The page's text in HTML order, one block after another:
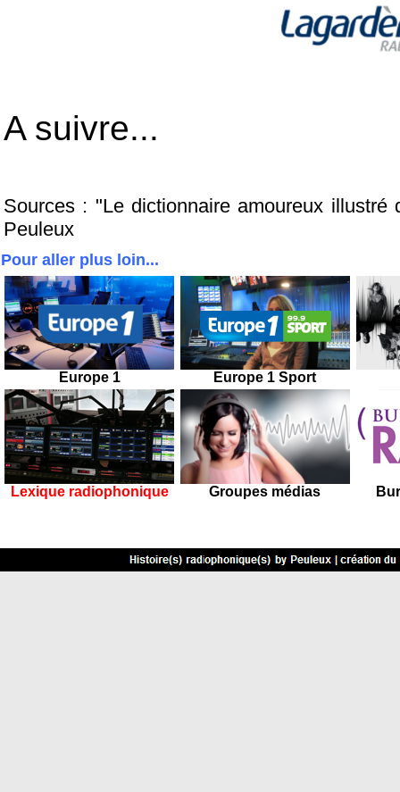
A suivre...
Sources : "Le dictionnaire amoureux
Peuleux
Pour aller plus loin...
Europe 1 Europe 1 Sport
Lexique radiophonique Groupes médias